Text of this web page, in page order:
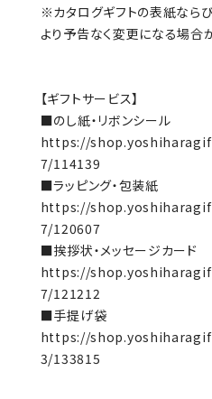
※カタログギフトの表紙なら
より予告なく変更になる場合
【ギフトサービス】
■のし紙・リボンシール
https://
7/114139
■ラッピング・包装紙
https://
7/120607
■挨拶状・メッセージカード
https://
7/121212
■手提げ袋
https://
3/133815